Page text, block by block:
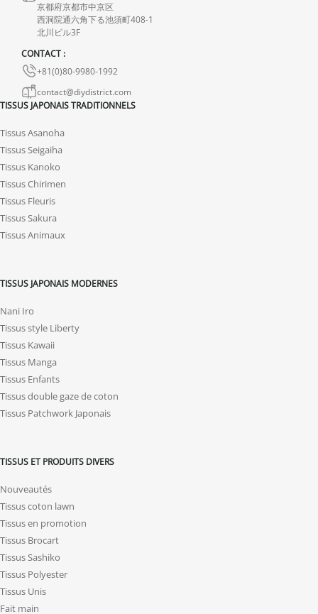
En cas de défaut de notre part, contactez-nous dans les 72 heures
avec photos ou vidéo, afin que nous trouvions ensemble une
solution rapide et adaptée.
京都府京都市中京区
西洞院通六角下る池須町408-1
北川ビル3F
CONTACT :
+81(0)80-9980-1992
contact@diydistrict.com
TISSUS JAPONAIS TRADITIONNELS
Tissus Asanoha
Tissus Seigaiha
Tissus Kanoko
Tissus Chirimen
Tissus Fleuris
Tissus Sakura
Tissus Animaux
TISSUS JAPONAIS MODERNES
Nani Iro
Tissus style Liberty
Tissus Kawaii
Tissus Manga
Tissus Enfants
Tissus double gaze de coton
Tissus Patchwork Japonais
TISSUS ET PRODUITS DIVERS
Nouveautés
Tissus coton lawn
Tissus en promotion
Tissus Brocart
Tissus Sashiko
Tissus Polyester
Tissus Unis
Fait main